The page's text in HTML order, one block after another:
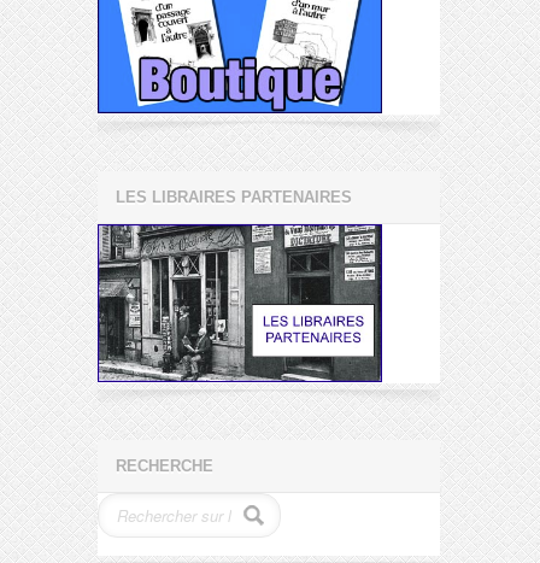
LES LIBRAIRES PARTENAIRES
RECHERCHE